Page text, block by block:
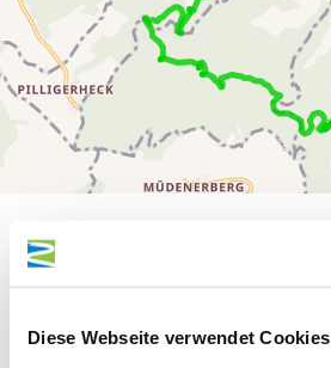
Diese Webseite verwendet Cookies
100 m